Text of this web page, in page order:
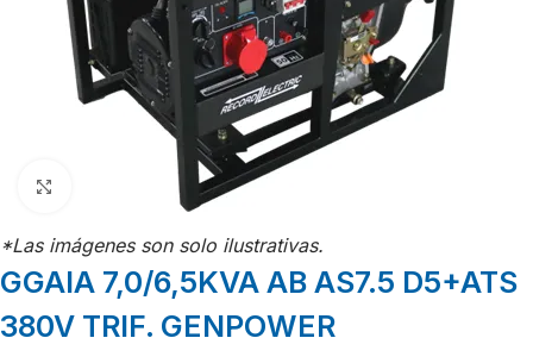
Click para agrandar
*Las imágenes son solo ilustrativas.
GGAIA 7,0/6,5KVA AB AS7.5 D5+ATS
380V TRIF. GENPOWER